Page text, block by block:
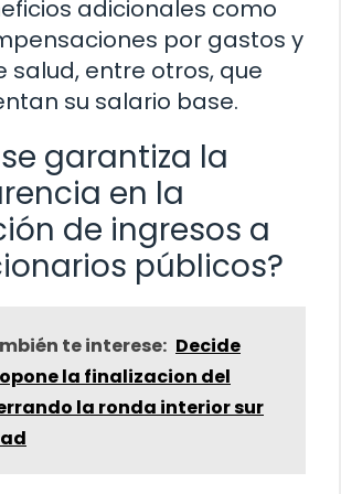
adicionales como
por gastos y
salud, entre otros, que
su salario base.
garantiza la
en la
de ingresos a
públicos?
te interese: Decide
la finalizacion del
la ronda interior sur